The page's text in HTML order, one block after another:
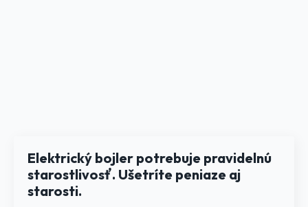
Elektrický bojler potrebuje pravidelnú
starostlivosť. Ušetríte peniaze aj
starosti.